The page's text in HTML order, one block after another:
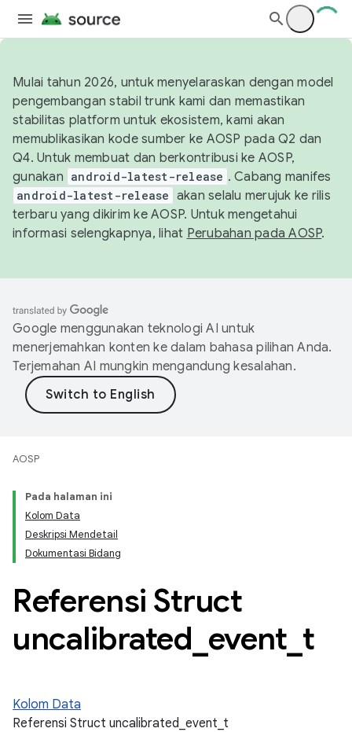
Mulai tahun 2026, untuk menyelaraskan dengan model
pengembangan stabil trunk kami dan memastikan
stabilitas platform untuk ekosistem, kami akan
memublikasikan kode sumber ke AOSP pada Q2 dan
Q4. Untuk membuat dan berkontribusi ke AOSP,
gunakan android-latest-release . Cabang manifes
android-latest-release akan selalu merujuk ke rilis
terbaru yang dikirim ke AOSP. Untuk mengetahui
informasi selengkapnya, lihat Perubahan pada AOSP.
Google menggunakan teknologi AI untuk
menerjemahkan konten ke dalam bahasa pilihan Anda.
Terjemahan AI mungkin mengandung kesalahan.
AOSP
Pada halaman ini
Kolom Data
Deskripsi Mendetail
Dokumentasi Bidang
Referensi Struct
uncalibrated event t
Kolom Data
Referensi Struct uncalibrated_event_t